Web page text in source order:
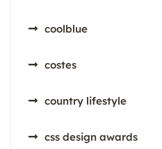
coolblue
costes
country lifestyle
css design awards